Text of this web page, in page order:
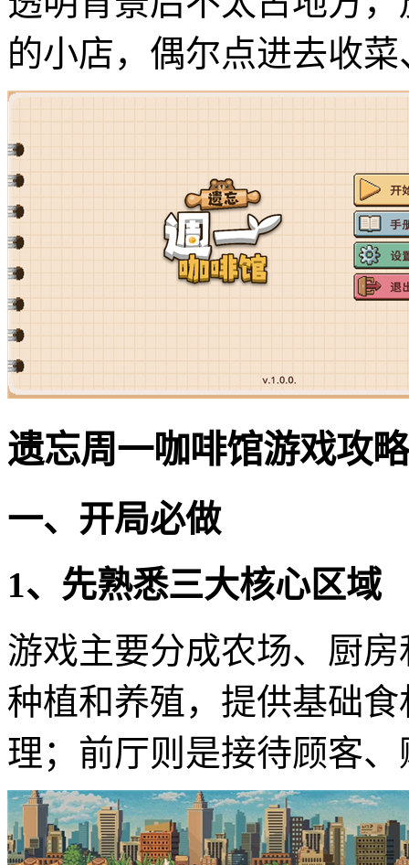
的小店，偶尔点进去收
遗忘周一咖啡馆游戏攻
一、开局必做
1、先熟悉三大核心区域
游戏主要分成农场、厨
种植和养殖，提供基础
理；前厅则是接待顾客